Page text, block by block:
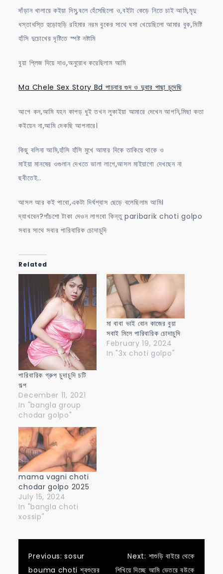
দাঁড়ান খালারে কইয়া দিমু,বলে হেঁসেছিলো ও,বইটা কেড়ে নিতে চাই আমি,মৃদু
ধস্তাধস্তি হুড়োহুড়ি রহিমার নরম বুকের সাথে ঘসা খেয়েছিলো আমার বুক,মিষ্টি
হাঁসি দুচোখের দৃষ্টিতে স্পষ্ট নষ্টামি
বুয়া প্লিজ দিয়ে দাও,অনুরোধ করেছিলাম আমি
Ma Chele Sex Story Bd পাচবার গুদ ও দুবার পাছা চুদেছি
আগে কন,আমি যহন কাপড় ধুই তখন লুকাইয়া আমারে দেখেন আপনি,মিছা কতা
কইয়েন না,আমি দেকছি আপনারে।
কিছু বলিনা আমি,হাঁসি হাঁসি মুখে আমার দিকে তাকিয়ে থাকে ও
মাইয়া মানষের ওগুলান দেখতে ভালা লাগে,আসল মাইয়াগো দেখছেন না
ছবীতেই..
আসল আর কই পাবো,একটা দির্ঘশ্বাস ছেড়ে বলেছিলাম আমি।
দ্যাখবেন?পাঁচশো টাকা দেওন লাগবো কিন্তু paribarik choti golpo
সবার সাথে সবার পারিবারিক চোদাচুদি
Related
পারিবারিক গ্রুপ চুদাচুদি চটি
গল্প
December 11, 2021
In "bangla group
chodar golpo"
মা বাবা ভাই বোন কাজের বুয়া
সবাই মিলে পারিবারিক চোদাচুদি
February 19, 2024
In "3x choti golpo"
mama vagni choti
chodar golpo 2025
July 15, 2024
In "bangla choti
xossip"
Post
Previous: sosur
bouma choti শ্বশুরের
Next: শাশুড়ি বাইরে থেকে
শিখিয়ে দিচ্ছে আমি ভেতরে বউকে